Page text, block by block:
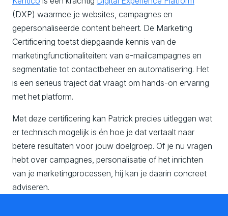
(DXP) waarmee je websites, campagnes en
gepersonaliseerde content beheert. De Marketing
Certificering toetst diepgaande kennis van de
marketingfunctionaliteiten: van e-mailcampagnes en
segmentatie tot contactbeheer en automatisering. Het
is een serieus traject dat vraagt om hands-on ervaring
met het platform.
Met deze certificering kan Patrick precies uitleggen wat
er technisch mogelijk is én hoe je dat vertaalt naar
betere resultaten voor jouw doelgroep. Of je nu vragen
hebt over campagnes, personalisatie of het inrichten
van je marketingprocessen, hij kan je daarin concreet
adviseren.